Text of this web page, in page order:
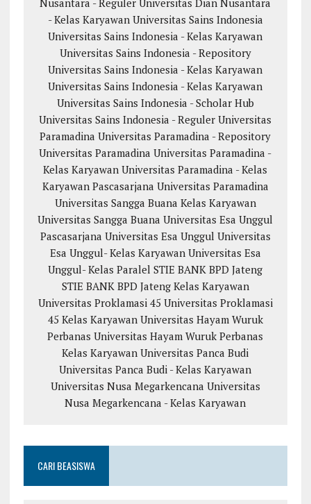
Nusantara - Reguler Universitas Dian Nusantara
- Kelas Karyawan Universitas Sains Indonesia
Universitas Sains Indonesia - Kelas Karyawan
Universitas Sains Indonesia - Repository
Universitas Sains Indonesia - Kelas Karyawan
Universitas Sains Indonesia - Kelas Karyawan
Universitas Sains Indonesia - Scholar Hub
Universitas Sains Indonesia - Reguler Universitas
Paramadina Universitas Paramadina - Repository
Universitas Paramadina Universitas Paramadina -
Kelas Karyawan Universitas Paramadina - Kelas
Karyawan Pascasarjana Universitas Paramadina
Universitas Sangga Buana Kelas Karyawan
Universitas Sangga Buana Universitas Esa Unggul
Pascasarjana Universitas Esa Unggul Universitas
Esa Unggul- Kelas Karyawan Universitas Esa
Unggul- Kelas Paralel STIE BANK BPD Jateng
STIE BANK BPD Jateng Kelas Karyawan
Universitas Proklamasi 45 Universitas Proklamasi
45 Kelas Karyawan Universitas Hayam Wuruk
Perbanas Universitas Hayam Wuruk Perbanas
Kelas Karyawan Universitas Panca Budi
Universitas Panca Budi - Kelas Karyawan
Universitas Nusa Megarkencana Universitas
Nusa Megarkencana - Kelas Karyawan
CARI BEASISWA